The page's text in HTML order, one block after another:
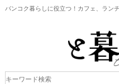
バンコク暮らしに役立つ！ カフェ、ラン